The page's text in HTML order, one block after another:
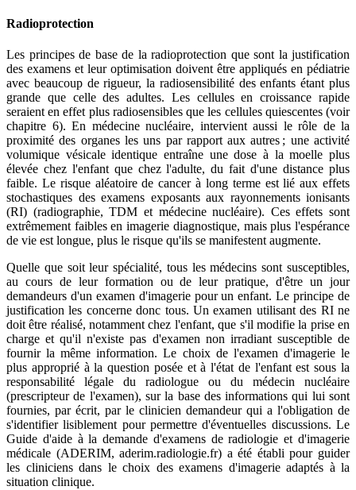
Radioprotection
Les principes de base de la radioprotection que sont la justification
des examens et leur optimisation doivent être appliqués en pédiatrie
avec beaucoup de rigueur, la radiosensibilité des enfants étant plus
grande que celle des adultes. Les cellules en croissance rapide
seraient en effet plus radiosensibles que les cellules quiescentes (voir
chapitre 6). En médecine nucléaire, intervient aussi le rôle de la
proximité des organes les uns par rapport aux autres ; une activité
volumique vésicale identique entraîne une dose à la moelle plus
élevée chez l'enfant que chez l'adulte, du fait d'une distance plus
faible. Le risque aléatoire de cancer à long terme est lié aux effets
stochastiques des examens exposants aux rayonnements ionisants
(RI) (radiographie, TDM et médecine nucléaire). Ces effets sont
extrêmement faibles en imagerie diagnostique, mais plus l'espérance
de vie est longue, plus le risque qu'ils se manifestent augmente.
Quelle que soit leur spécialité, tous les médecins sont susceptibles,
au cours de leur formation ou de leur pratique, d'être un jour
demandeurs d'un examen d'imagerie pour un enfant. Le principe de
justification les concerne donc tous. Un examen utilisant des RI ne
doit être réalisé, notamment chez l'enfant, que s'il modifie la prise en
charge et qu'il n'existe pas d'examen non irradiant susceptible de
fournir la même information. Le choix de l'examen d'imagerie le
plus approprié à la question posée et à l'état de l'enfant est sous la
responsabilité légale du radiologue ou du médecin nucléaire
(prescripteur de l'examen), sur la base des informations qui lui sont
fournies, par écrit, par le clinicien demandeur qui a l'obligation de
s'identifier lisiblement pour permettre d'éventuelles discussions. Le
Guide d'aide à la demande d'examens de radiologie et d'imagerie
médicale (ADERIM, aderim.radiologie.fr) a été établi pour guider
les cliniciens dans le choix des examens d'imagerie adaptés à la
situation clinique.